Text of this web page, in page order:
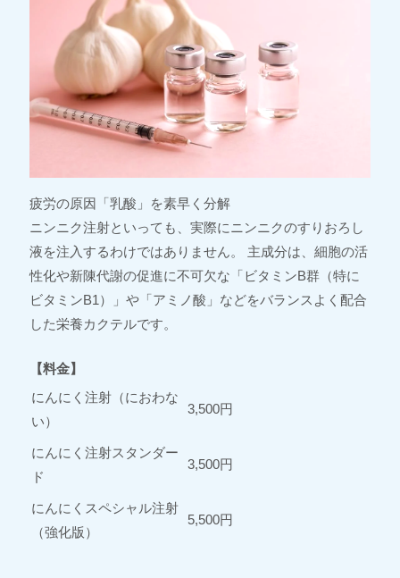
疲労の原因「乳酸」を素早く分解
ニンニク注射といっても、実際にニンニクのすりおろし
液を注入するわけではありません。 主成分は、細胞の活
性化や新陳代謝の促進に不可欠な「ビタミンB群（特に
ビタミンB1）」や「アミノ酸」などをバランスよく配合
した栄養カクテルです。
【料金】
にんにく注射（におわな
い）
3,500円
にんにく注射スタンダー
ド
3,500円
にんにくスペシャル注射
（強化版）
5,500円